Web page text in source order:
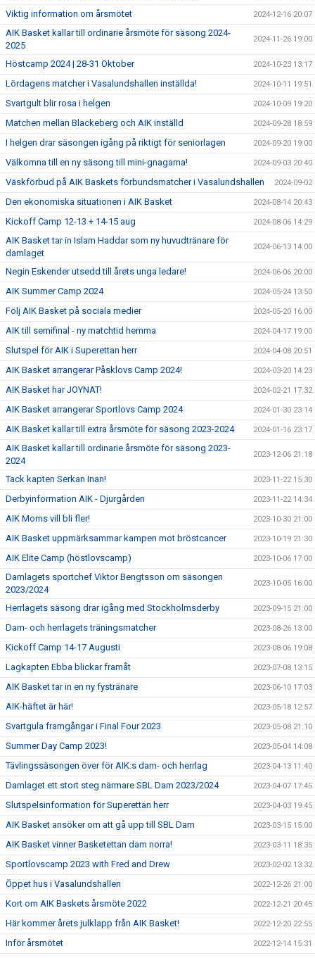
Viktig information om årsmötet 2024-12-16 20:07
AIK Basket kallar till ordinarie årsmöte för säsong 2024-
2025
2024-11-26 19:00
Höstcamp 2024 | 28-31 Oktober 2024-10-23 13:17
Lördagens matcher i Vasalundshallen inställda! 2024-10-11 19:51
Svartgult blir rosa i helgen 2024-10-09 19:20
Matchen mellan Blackeberg och AIK inställd 2024-09-28 18:59
I helgen drar säsongen igång på riktigt för seniorlagen 2024-09-20 19:00
Välkomna till en ny säsong till mini-gnagarna! 2024-09-03 20:40
Väskförbud på AIK Baskets förbundsmatcher i Vasalundshallen 2024-09-02
Den ekonomiska situationen i AIK Basket 2024-08-14 20:43
Kickoff Camp 12-13 + 14-15 aug 2024-08-06 14:29
AIK Basket tar in Islam Haddar som ny huvudtränare för
damlaget
2024-06-13 14:00
Negin Eskender utsedd till årets unga ledare! 2024-06-06 20:00
AIK Summer Camp 2024 2024-05-24 13:50
Följ AIK Basket på sociala medier 2024-05-20 16:00
AIK till semifinal - ny matchtid hemma 2024-04-17 19:00
Slutspel för AIK i Superettan herr 2024-04-08 20:51
AIK Basket arrangerar Påsklovs Camp 2024! 2024-03-20 14:23
AIK Basket har JOYNAT! 2024-02-21 17:32
AIK Basket arrangerar Sportlovs Camp 2024 2024-01-30 23:14
AIK Basket kallar till extra årsmöte för säsong 2023-2024 2024-01-16 23:17
AIK Basket kallar till ordinarie årsmöte för säsong 2023-
2024
2023-12-06 21:18
Tack kapten Serkan Inan! 2023-11-22 15:30
Derbyinformation AIK - Djurgården 2023-11-22 14:34
AIK Moms vill bli fler! 2023-10-30 21:00
AIK Basket uppmärksammar kampen mot bröstcancer 2023-10-19 21:30
AIK Elite Camp (höstlovscamp) 2023-10-06 17:00
Damlagets sportchef Viktor Bengtsson om säsongen
2023/2024
2023-10-05 16:00
Herrlagets säsong drar igång med Stockholmsderby 2023-09-15 21:00
Dam- och herrlagets träningsmatcher 2023-08-26 13:00
Kickoff Camp 14-17 Augusti 2023-08-06 19:08
Lagkapten Ebba blickar framåt 2023-07-08 13:15
AIK Basket tar in en ny fystränare 2023-06-10 17:03
AIK-häftet är här! 2023-05-18 12:57
Svartgula framgångar i Final Four 2023 2023-05-08 21:10
Summer Day Camp 2023! 2023-05-04 14:08
Tävlingssäsongen över för AIK:s dam- och herrlag 2023-04-13 11:40
Damlaget ett stort steg närmare SBL Dam 2023/2024 2023-04-07 17:45
Slutspelsinformation för Superettan herr 2023-04-03 19:45
AIK Basket ansöker om att gå upp till SBL Dam 2023-03-15 15:00
AIK Basket vinner Basketettan dam norra! 2023-03-11 18:35
Sportlovscamp 2023 with Fred and Drew 2023-02-02 13:32
Öppet hus i Vasalundshallen 2022-12-26 21:00
Kort om AIK Baskets årsmöte 2022 2022-12-21 20:45
Här kommer årets julklapp från AIK Basket! 2022-12-20 22:55
Inför årsmötet 2022-12-14 15:31